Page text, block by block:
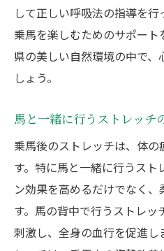
して正しい呼吸法の指導を
乗馬を楽しむためのサポー
県の美しい自然環境の中で
しょう。
馬と一緒に行うストレッチ
乗馬後のストレッチは、体
す。特に馬と一緒に行うスト
ン効果を高めるだけでなく
す。馬の背中で行うストレッ
刺激し、全身の血行を促進し